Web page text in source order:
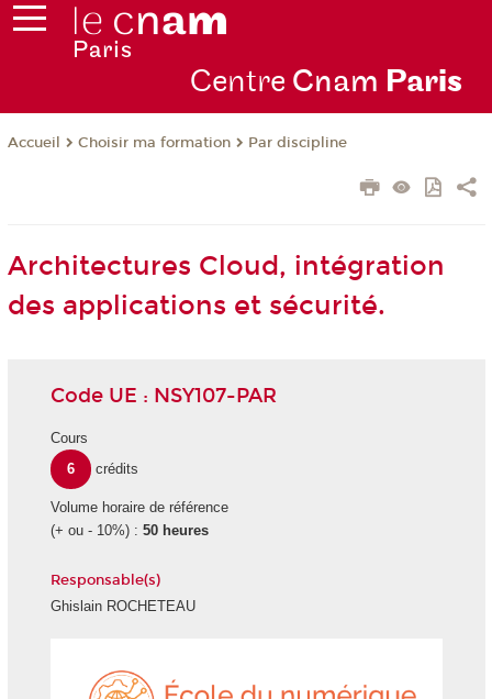
Centre Cnam Paris
Accueil Choisir ma formation Par discipline
Architectures Cloud, intégration
des applications et sécurité.
Code UE : NSY107-PAR
Cours
6
crédits
Volume horaire de référence
(+ ou - 10%) : 50 heures
Responsable(s)
Ghislain ROCHETEAU